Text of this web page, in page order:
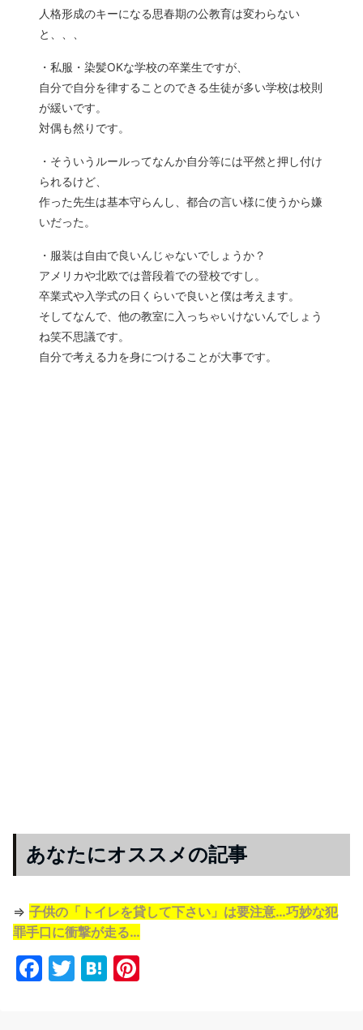
人格形成のキーになる思春期の公教育は変わらない
と、、、
・私服・染髪OKな学校の卒業生ですが、
自分で自分を律することのできる生徒が多い学校は校則
が緩いです。
対偶も然りです。
・そういうルールってなんか自分等には平然と押し付け
られるけど、
作った先生は基本守らんし、都合の言い様に使うから嫌
いだった。
・服装は自由で良いんじゃないでしょうか？
アメリカや北欧では普段着での登校ですし。
卒業式や入学式の日くらいで良いと僕は考えます。
そしてなんで、他の教室に入っちゃいけないんでしょう
ね笑不思議です。
自分で考える力を身につけることが大事です。
あなたにオススメの記事
⇒ 子供の「トイレを貸して下さい」は要注意…巧妙な犯
罪手口に衝撃が走る…
F
T
H